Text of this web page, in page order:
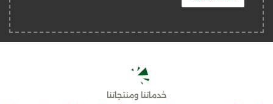
خدماتنا ومنتجاتنا